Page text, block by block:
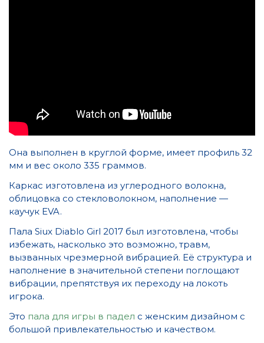
Она выполнен в круглой форме, имеет профиль 32
мм и вес около 335 граммов.
Каркас изготовлена ​​из углеродного волокна,
облицовка со стекловолокном, наполнение —
каучук EVA.
Пала Siux Diablo Girl 2017 был изготовлена, чтобы
избежать, насколько это возможно, травм,
вызванных чрезмерной вибрацией. Её структура и
наполнение в значительной степени поглощают
вибрации, препятствуя их переходу на локоть
игрока.
Это пала для игры в падел с женским дизайном с
большой привлекательностью и качеством.